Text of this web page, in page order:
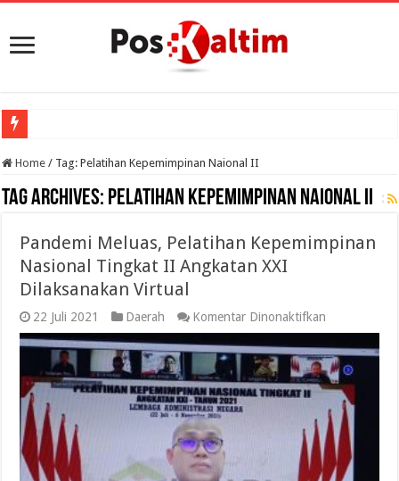
Home / Tag:Pelatihan Kepemimpinan Naional II
Tag Archives: Pelatihan Kepemimpinan Naional II
Pandemi Meluas, Pelatihan Kepemimpinan
Nasional Tingkat II Angkatan XXI
Dilaksanakan Virtual
22 Juli 2021 Daerah Komentar Dinonaktifkan
Pandemi
Meluas,
Pelatihan
Nasional
Tingkat
II
Angkatan
XXI
Dilaksanakan
Virtual